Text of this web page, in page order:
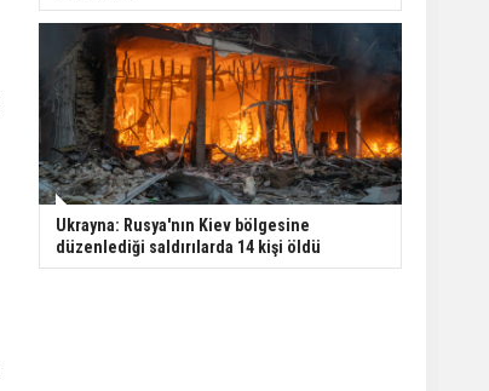
Ukrayna: Rusya'nın Kiev bölgesine
düzenlediği saldırılarda 14 kişi öldü